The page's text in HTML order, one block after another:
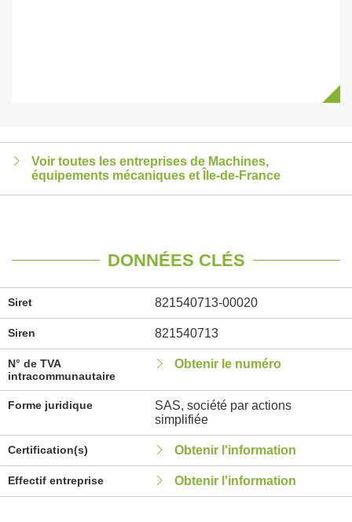
Voir toutes les entreprises de Machines,
équipements mécaniques et Île-de-France
DONNÉES CLÉS
Siret 821540713-00020
Siren 821540713
N° de TVA
intracommunautaire
Obtenir le numéro
Forme juridique
SAS, société par actions
simplifiée
Certification(s) Obtenir l'information
Effectif entreprise Obtenir l'information